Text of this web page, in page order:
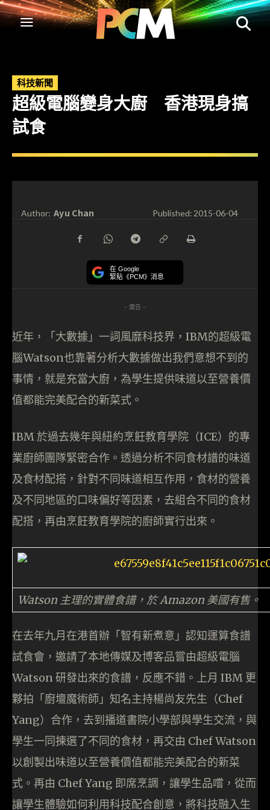
科技新聞
超級電腦變身大廚 香港現身搞
試食
Author: Ayu Chan Published:2015-06-04
在 Google
緊貼《PCM》消息
- 廣告 -
近年，「大數據」一詞風靡科技界，IBM的超級電
腦Watson也靠著分析大數據做出我們意想不到的
事情，就是充當大廚，為學生提供味道以至營養價
值都能完美配合的新菜式。
IBM 於過去幾年與紐約烹飪教育學院（ICE）的專
業廚師團隊緊密合作。透過分析不同食材譜的味道
及食材配搭，針對不同味道相互作用，食材的營養
及不同地區的口味偏好等因素，去組合不同的食材
配搭，再由烹飪教育學院的廚師實行出來。
Watson 主理的實體食譜，於 Amazon 美國有售。
在去年九月在港首辦「智有新煮意」認知運算食譜
試食會，邀請了本地傳媒及博客品嘗由超級電腦
Watson 研發出來的食譜，反應不錯。上月 IBM 更
夥拍「廚壇魔術師」知名主持楊尚友先生（Chef
Yang）合作，去到播道書院小學部與學生交流，與
學生一同揀選了不同的食材，再交由 Chef Watson
以創製出味道以至營養價值都能完美配合的新菜
式。再由 Chef Yang 即席烹調，讓學生品嚐，從而
讓學生體驗如何利用科技配合創意，將科技融入生